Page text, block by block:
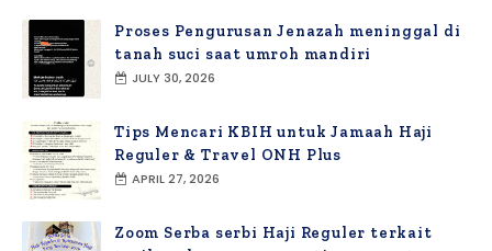
Proses Pengurusan Jenazah meninggal di
tanah suci saat umroh mandiri
JULY 30, 2026
Tips Mencari KBIH untuk Jamaah Haji
Reguler & Travel ONH Plus
APRIL 27, 2026
Zoom Serba serbi Haji Reguler terkait